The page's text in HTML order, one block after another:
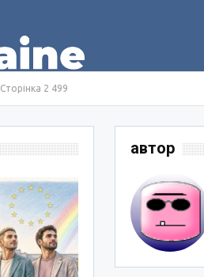
Сторінка 2 499
автор